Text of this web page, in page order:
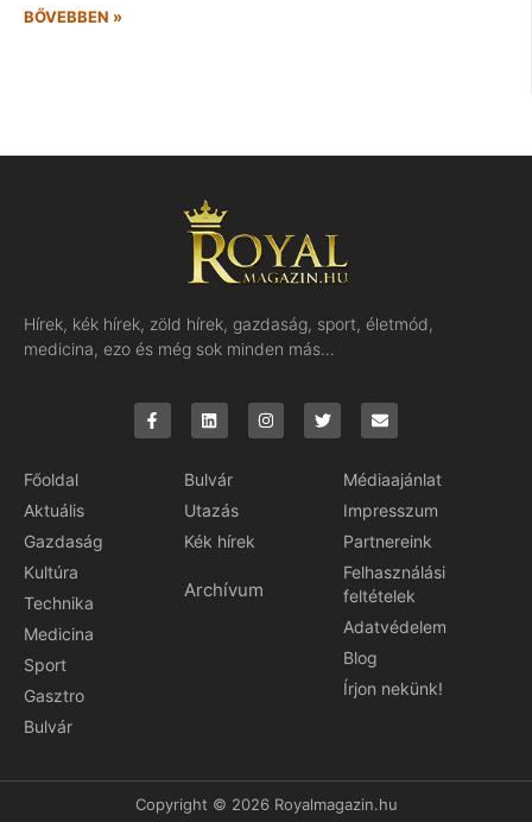
BŐVEBBEN »
Hírek, kék hírek, zöld hírek, gazdaság, sport, életmód,
medicina, ezo és még sok minden más…
Főoldal
Aktuális
Gazdaság
Kultúra
Technika
Medicina
Sport
Gasztro
Bulvár
Bulvár
Utazás
Kék hírek
Archívum
Médiaajánlat
Impresszum
Partnereink
Felhasználási
feltételek
Adatvédelem
Blog
Írjon nekünk!
Copyright © 2026 Royalmagazin.hu